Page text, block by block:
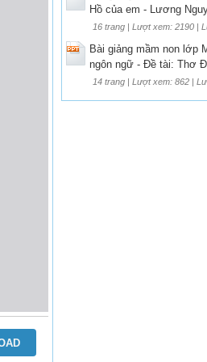
Hồ của em - Lương
16 trang | Lượt xem: 2190 |
Bài giảng mầm non lớp
ngôn ngữ - Đề tài: Thơ
14 trang | Lượt xem: 862 |